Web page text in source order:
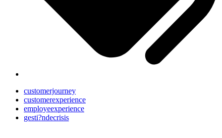
customerjourney
customerexperience
employeexperience
gesti?ndecrisis